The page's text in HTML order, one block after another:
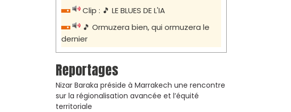
Clip : 🎵 LE BLUES DE L'IA
🎵 Ormuzera bien, qui ormuzera le
dernier
Reportages
Nizar Baraka préside à Marrakech une rencontre
sur la régionalisation avancée et l’équité
territoriale